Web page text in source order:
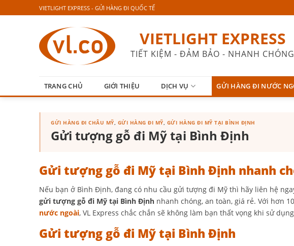
to
VIETLIGHT EXPRESS - GỬI HÀNG ĐI QUỐC TẾ
VIETLIGHT EXPRESS
TIẾT KIỆM - ĐẢM BẢO - NHANH CHÓNG
TRANG CHỦ GIỚI THIỆU DỊCH VỤ GỬI HÀNG ĐI NƯỚC
GỬI HÀNG ĐI CHÂU MỸ, GỬI HÀNG ĐI MỸ, GỬI HÀNG ĐI MỸ TẠI BÌNH ĐỊNH
Gửi tượng gỗ đi Mỹ tại Bình Định
Gửi tượng gỗ đi Mỹ tại Bình Định nhanh
Nếu bạn ở Bình Định, đang có nhu cầu gửi tượng đi Mỹ thì hãy liên hệ
gửi tượng gỗ đi Mỹ tại Bình Định nhanh chóng, an toàn, giá rẻ. Với hơn
nước ngoài, VL Express chắc chắn sẽ không làm bạn thất vọng khi sử
Gửi tượng gỗ đi Mỹ tại Bình Định